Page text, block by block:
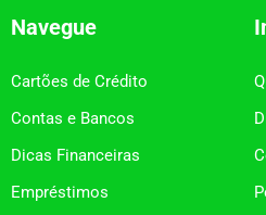
Navegue
Cartões de Crédito
Contas e Bancos
Dicas Financeiras
Empréstimos